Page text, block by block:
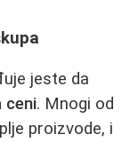
jeste da
ceni. Mnogi od
proizvode, i